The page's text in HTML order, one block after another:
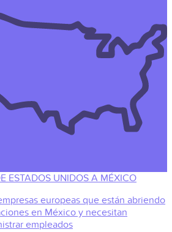
ESTADOS UNIDOS A MÉXICO
europeas que están abriendo
en México y necesitan
empleados